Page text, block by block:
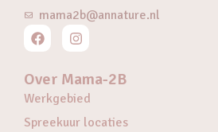
mama2b@annature.nl
Over Mama-2B
Werkgebied
Spreekuur locaties